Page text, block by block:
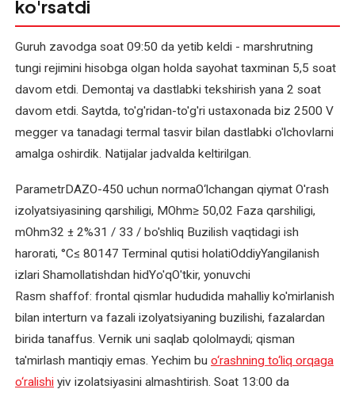
Gnom
nasoslarini
ta'mirlash
Kollektorli
elektromotorlarni
qayta
o'rash
va
ehtiyot
qismlar
Kran
elektromotorlarini
ta'mirlash
ko'rsatdi
Guruh zavodga soat 09:50 da yetib keldi - marshrutning
tungi rejimini hisobga olgan holda sayohat taxminan 5,5 soat
davom etdi. Demontaj va dastlabki tekshirish yana 2 soat
davom etdi. Saytda, to'g'ridan-to'g'ri ustaxonada biz 2500 V
megger va tanadagi termal tasvir bilan dastlabki o'lchovlarni
amalga oshirdik. Natijalar jadvalda keltirilgan.
ParametrDAZO-450 uchun normaO‘lchangan qiymat O'rash
izolyatsiyasining qarshiligi, MOhm≥ 50,02 Faza qarshiligi,
mOhm32 ± 2%31 / 33 / bo'shliq Buzilish vaqtidagi ish
harorati, °C≤ 80147 Terminal qutisi holatiOddiyYangilanish
izlari Shamollatishdan hidYo'qO'tkir, yonuvchi
Rasm shaffof: frontal qismlar hududida mahalliy ko'mirlanish
bilan interturn va fazali izolyatsiyaning buzilishi, fazalardan
birida tanaffus. Vernik uni saqlab qololmaydi; qisman
ta'mirlash mantiqiy emas. Yechim bu o‘rashning to‘liq orqaga
o‘ralishi yiv izolatsiyasini almashtirish. Soat 13:00 da